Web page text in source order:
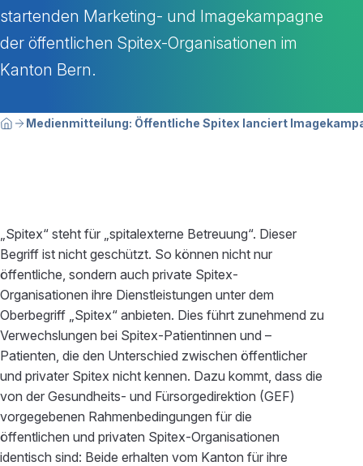
startenden Marketing- und Imagekampagne
der öffentlichen Spitex-Organisationen im
Kanton Bern.
Breadcrumbnavigation
Sie befinden sich hier:
HomeMedienmitteilung: Öffentliche Spitex lanciert
„Spitex“ steht für „spitalexterne Betreuung“. Dieser
Begriff ist nicht geschützt. So können nicht nur
öffentliche, sondern auch private Spitex-
Organisationen ihre Dienstleistungen unter dem
Oberbegriff „Spitex“ anbieten. Dies führt zunehmend zu
Verwechslungen bei Spitex-Patientinnen und –
Patienten, die den Unterschied zwischen öffentlicher
und privater Spitex nicht kennen. Dazu kommt, dass die
von der Gesundheits- und Fürsorgedirektion (GEF)
vorgegebenen Rahmenbedingungen für die
öffentlichen und privaten Spitex-Organisationen
identisch sind: Beide erhalten vom Kanton für ihre